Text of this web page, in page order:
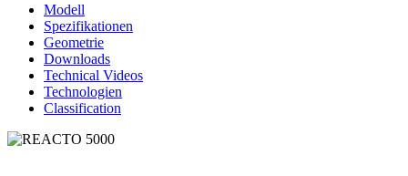
Modell
Spezifikationen
Geometrie
Downloads
Technical Videos
Technologien
Classification